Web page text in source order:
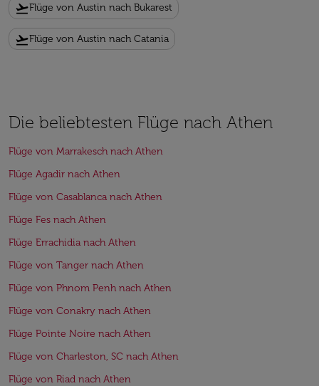
flight_takeoffFlüge von Austin nach Bukarest
flight_takeoffFlüge von Austin nach Catania
Die beliebtesten Flüge nach Athen
Flüge von Marrakesch nach Athen
Flüge Agadir nach Athen
Flüge von Casablanca nach Athen
Flüge Fes nach Athen
Flüge Errachidia nach Athen
Flüge von Tanger nach Athen
Flüge von Phnom Penh nach Athen
Flüge von Conakry nach Athen
Flüge Pointe Noire nach Athen
Flüge von Charleston, SC nach Athen
Flüge von Riad nach Athen